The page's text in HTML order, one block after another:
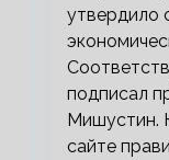
утвердило
подписал
Мишустин.
сайте